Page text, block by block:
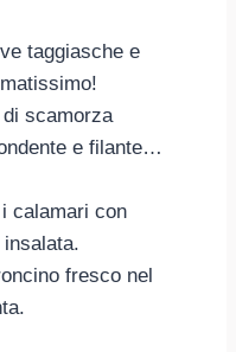
taggiasche e
scamorza
e filante…
calamari con
fresco nel